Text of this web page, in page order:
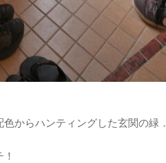
からハンティングした玄関の緑．